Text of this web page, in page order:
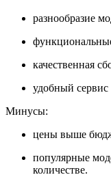
разнообразие
качественная
удобный сервис
Минусы:
цены выше
популярные
количестве.